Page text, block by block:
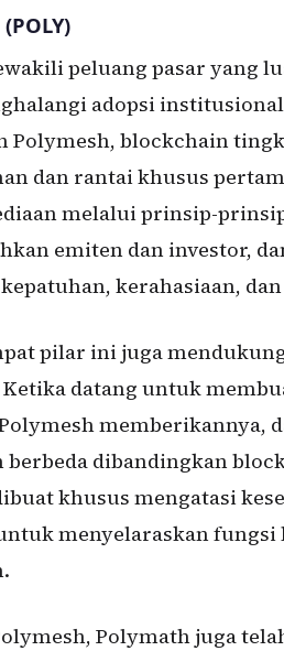
peluang pasar yang
adopsi
Polymesh, blockchain
dan rantai khusus
melalui prinsip-
emiten dan investor,
kerahasiaan,
pilar ini juga
datang untuk
memberikannya,
berbeda dibandingkan
khusus mengatasi
menyelaraskan
Polymath juga